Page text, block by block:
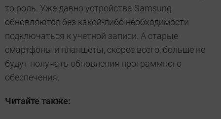
то роль. Уже давно устройства Samsung
обновляются без какой-либо необходимости
подключаться к учетной записи. А старые
смартфоны и планшеты, скорее всего, больше не
будут получать обновления программного
обеспечения.
Читайте также: